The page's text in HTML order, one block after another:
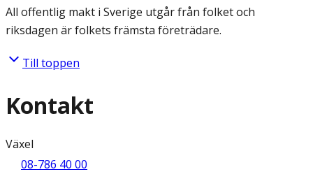
All offentlig makt i Sverige utgår från folket och
riksdagen är folkets främsta företrädare.
Till toppen
Kontakt
Växel
08-786 40 00